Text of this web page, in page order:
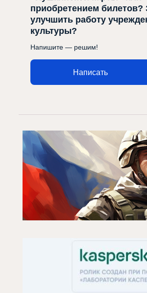
приобретением билетов?
улучшить работу
культуры?
Напишите — решим!
Написать